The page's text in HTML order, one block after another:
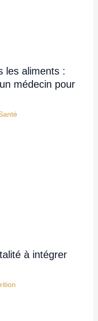
les aliments :
médecin pour
à intégrer